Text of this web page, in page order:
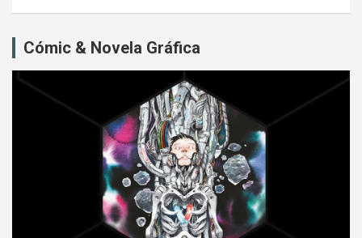
Cómic & Novela Gráfica